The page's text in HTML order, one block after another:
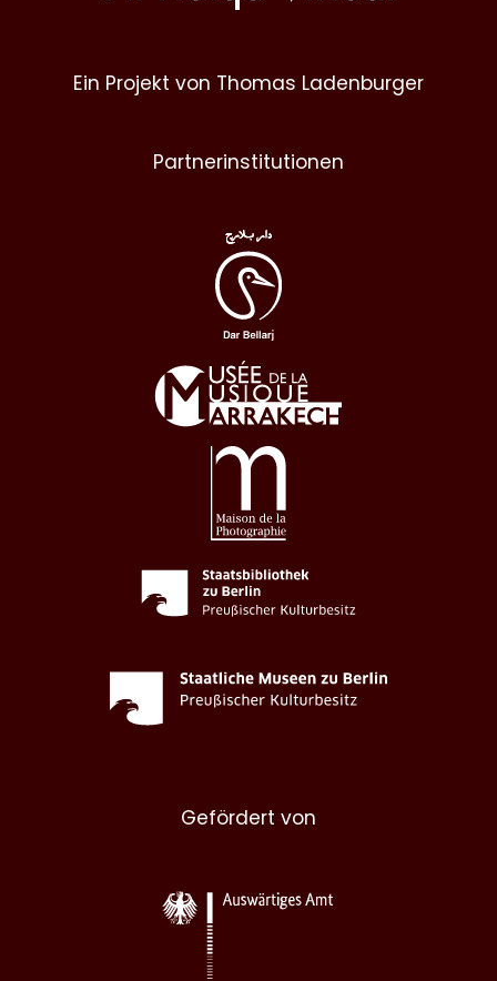
Ein Projekt von Thomas Ladenburger
Partnerinstitutionen
Gefördert von